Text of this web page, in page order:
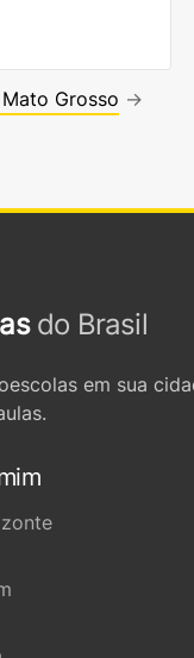
Grosso →
do Brasil
em sua